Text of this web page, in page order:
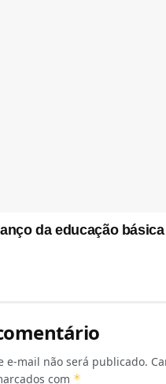
da educação
e-mail não será publicado.
com *